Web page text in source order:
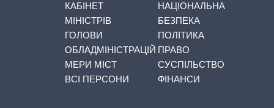
КАБІНЕТ
МІНІСТРІВ
ГОЛОВИ
ОБЛАДМІНІСТРАЦІЙ
МЕРИ МІСТ
ВСІ ПЕРСОНИ
НАЦІОНАЛЬНА
БЕЗПЕКА
ПОЛІТИКА
ПРАВО
СУСПІЛЬСТВО
ФІНАНСИ